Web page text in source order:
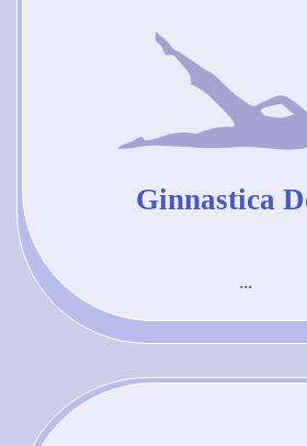
Ginnastica
...